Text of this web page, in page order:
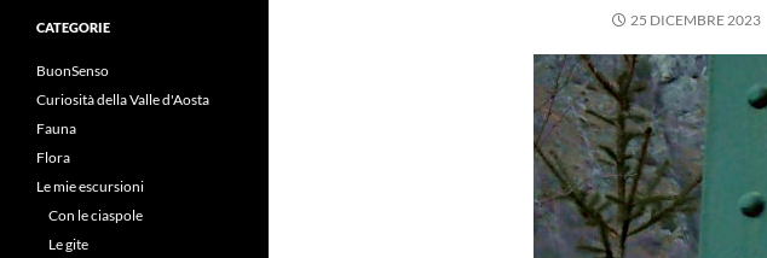
25 DICEMBRE 2023
CATEGORIE
BuonSenso
Curiosità della Valle d'Aosta
Fauna
Flora
Le mie escursioni
Con le ciaspole
Le gite